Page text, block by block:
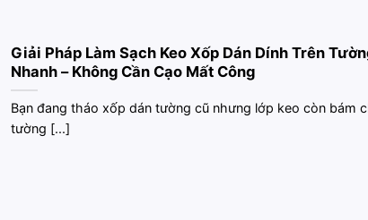
Giải Pháp Làm Sạch Keo Xốp Dán Dính Trên
Nhanh – Không Cần Cạo Mất Công
Bạn đang tháo xốp dán tường cũ nhưng lớp keo còn bám
tường [...]